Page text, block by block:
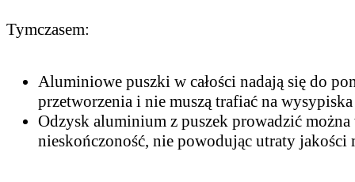
Tymczasem:
Aluminiowe puszki w całości nadają się do
przetworzenia i nie muszą trafiać na
Odzysk aluminium z puszek prowadzić można
nieskończoność, nie powodując utraty jakości